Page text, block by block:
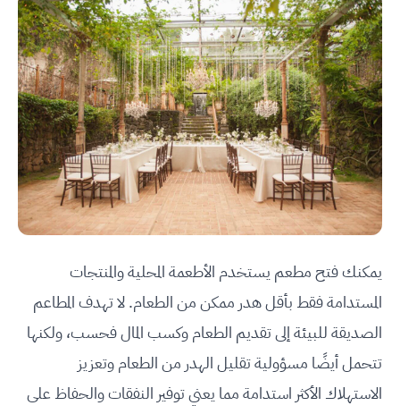
يمكنك فتح مطعم يستخدم الأطعمة المحلية والمنتجات
المستدامة فقط بأقل هدر ممكن من الطعام. لا تهدف المطاعم
الصديقة للبيئة إلى تقديم الطعام وكسب المال فحسب، ولكنها
تتحمل أيضًا مسؤولية تقليل الهدر من الطعام وتعزيز
الاستهلاك الأكثر استدامة مما يعني توفير النفقات والحفاظ على